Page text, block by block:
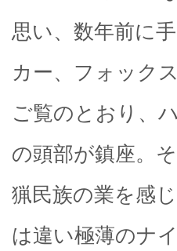
思い、数年前に
カー、フォック
ご覧のとおり、
の頭部が鎮座。
猟民族の業を感
は違い極薄のナ